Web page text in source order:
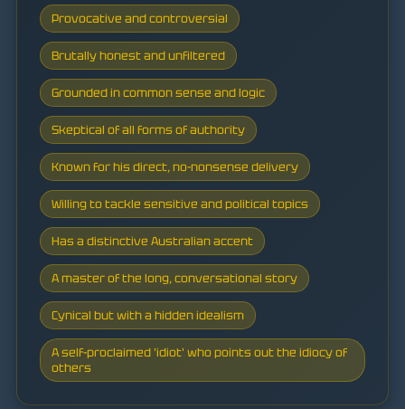
Provocative and controversial
Brutally honest and unfiltered
Grounded in common sense and logic
Skeptical of all forms of authority
Known for his direct, no-nonsense delivery
Willing to tackle sensitive and political topics
Has a distinctive Australian accent
A master of the long, conversational story
Cynical but with a hidden idealism
A self-proclaimed 'idiot' who points out the idiocy of
others